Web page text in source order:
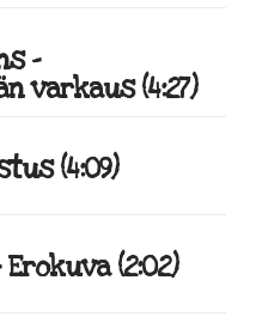
–
varkaus (4:27)
(4:09)
(2:02)